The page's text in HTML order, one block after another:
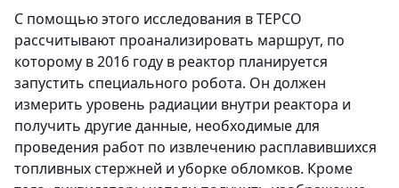
С помощью этого исследования в TEPCO
рассчитывают проанализировать маршрут, по
которому в 2016 году в реактор планируется
запустить специального робота. Он должен
измерить уровень радиации внутри реактора и
получить другие данные, необходимые для
проведения работ по извлечению расплавившихся
топливных стержней и уборке обломков. Кроме